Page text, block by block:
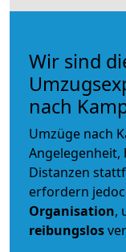
Wir sind
nach
Umzüge nach
Angelegenheit,
Distanzen
erfordern
Organisation,
reibungslos